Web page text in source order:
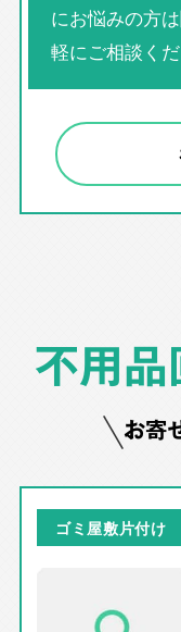
にお悩みの方
軽にご相談くだ
不用
お寄
ゴミ屋敷片付け